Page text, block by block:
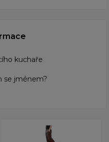
kuchaře
se jménem?